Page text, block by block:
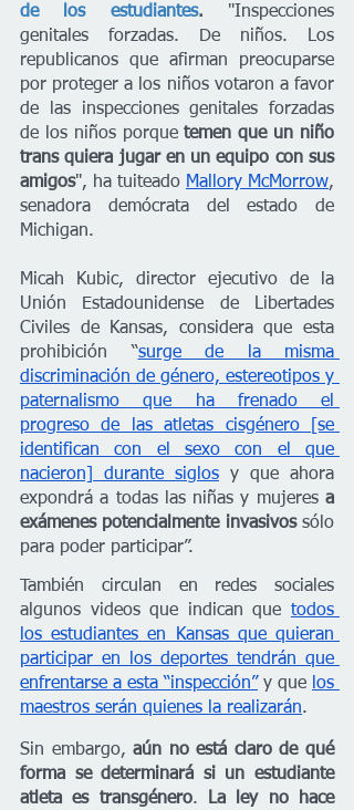
de los estudiantes. "Inspecciones
genitales forzadas. De niños. Los
republicanos que afirman preocuparse
por proteger a los niños votaron a favor
de las inspecciones genitales forzadas
de los niños porque temen que un niño
trans quiera jugar en un equipo con sus
amigos", ha tuiteado Mallory McMorrow,
senadora demócrata del estado de
Michigan.
Micah Kubic, director ejecutivo de la
Unión Estadounidense de Libertades
Civiles de Kansas, considera que esta
prohibición “surge de la misma
discriminación de género, estereotipos y
paternalismo que ha frenado el
progreso de las atletas cisgénero [se
identifican con el sexo con el que
nacieron] durante siglos y que ahora
expondrá a todas las niñas y mujeres a
exámenes potencialmente invasivos sólo
para poder participar”.
También circulan en redes sociales
algunos videos que indican que todos
los estudiantes en Kansas que quieran
participar en los deportes tendrán que
enfrentarse a esta “inspección” y que los
maestros serán quienes la realizarán.
Sin embargo, aún no está claro de qué
forma se determinará si un estudiante
atleta es transgénero. La ley no hace